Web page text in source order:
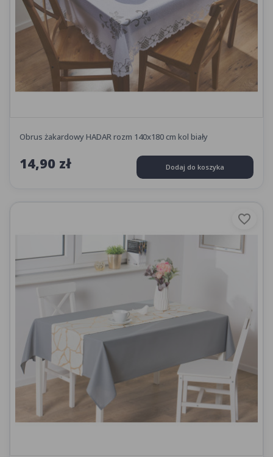
Obrus żakardowy HADAR rozm 140x180 cm kol biały
14,90 zł Dodaj do koszyka
favorite_border